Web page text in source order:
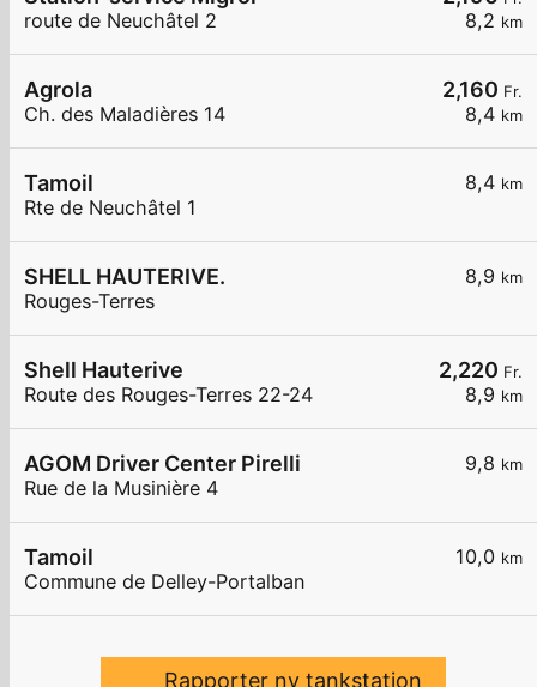
8,2 km
route de Neuchâtel 2
2,160 Fr.
8,4 km
Agrola
Ch. des Maladières 14
8,4 km
Tamoil
Rte de Neuchâtel 1
8,9 km
SHELL HAUTERIVE.
Rouges-Terres
2,220 Fr.
8,9 km
Shell Hauterive
Route des Rouges-Terres 22-24
9,8 km
AGOM Driver Center Pirelli
Rue de la Musinière 4
10,0 km
Tamoil
Commune de Delley-Portalban
Rapporter ny tankstation